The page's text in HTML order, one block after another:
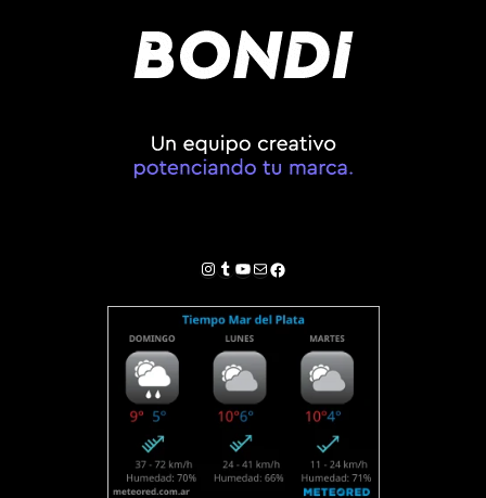
Instagram
Tumblr
YouTube
Correo electrónico
Facebook